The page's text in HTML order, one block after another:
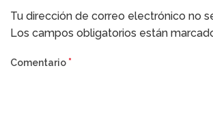
Tu dirección de correo electrónico no
Los campos obligatorios están
Comentario*
Alternative: